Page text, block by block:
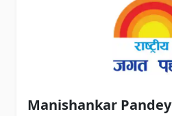
Manishankar Pandey